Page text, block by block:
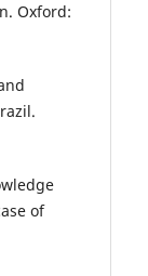
Oxford:
of